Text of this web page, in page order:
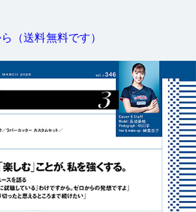
（送料無料です）